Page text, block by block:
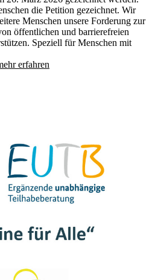
die Petition gezeichnet. Wir
Menschen unsere Forderung zur
öffentlichen und barrierefreien
Speziell für Menschen mit
erfahren